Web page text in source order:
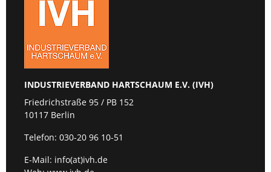
INDUSTRIEVERBAND HARTSCHAUM E.V. (IVH)
Friedrichstraße 95 / PB 152
10117 Berlin
Telefon: 030-20 96 10-51
E-Mail: info(at)ivh.de